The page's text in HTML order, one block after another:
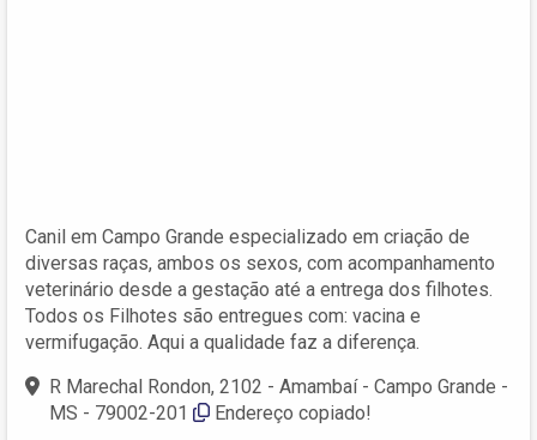
Canil em Campo Grande especializado em criação de
diversas raças, ambos os sexos, com acompanhamento
veterinário desde a gestação até a entrega dos filhotes.
Todos os Filhotes são entregues com: vacina e
vermifugação. Aqui a qualidade faz a diferença.
R Marechal Rondon, 2102 - Amambaí - Campo Grande -
MS - 79002-201
Endereço copiado!